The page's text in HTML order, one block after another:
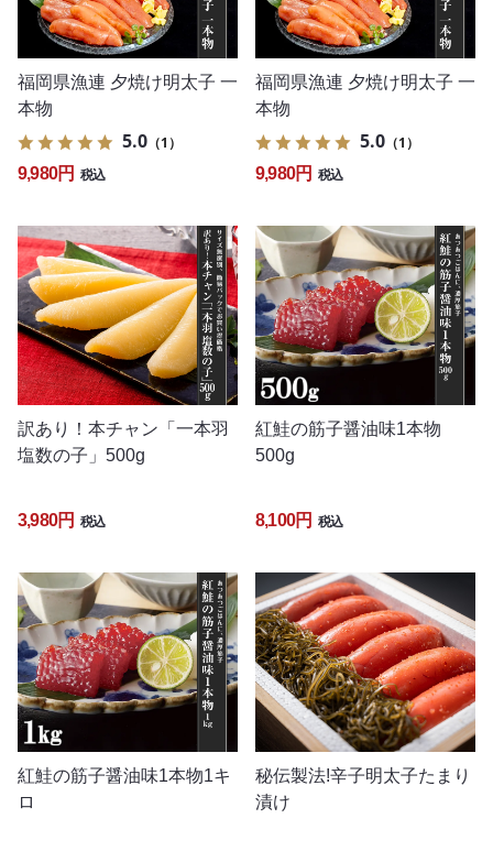
福岡県漁連 夕焼け明太子 一
本物
5.0 （1）
9,980円 税込
福岡県漁連 夕焼け明太子 一
本物
5.0 （1）
9,980円 税込
訳あり！本チャン「一本羽
塩数の子」500g
3,980円 税込
紅鮭の筋子醤油味1本物
500g
8,100円 税込
紅鮭の筋子醤油味1本物1キ
ロ
秘伝製法!辛子明太子たまり
漬け